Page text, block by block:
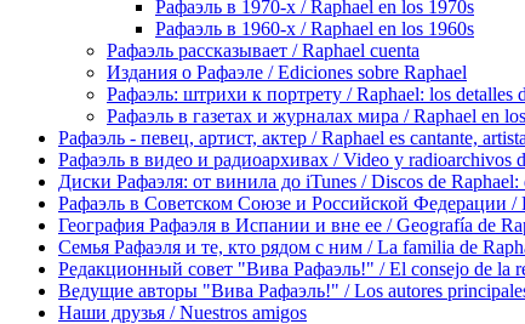
Рафаэль в 1970-х / Raphael en los 1970s
Рафаэль в 1960-х / Raphael en los 1960s
Рафаэль рассказывает / Raphael cuenta
Издания о Рафаэле / Ediciones sobre Raphael
Рафаэль: штрихи к портрету / Raphael: los detalles
Рафаэль в газетах и журналах мира / Raphael en
Рафаэль - певец, артист, актер / Raphael es cantante,
Рафаэль в видео и радиоархивах / Video y radioarchivos
Диски Рафаэля: от винила до iTunes / Discos de Raphael:
Рафаэль в Советском Союзе и Российской Федерации /
География Рафаэля в Испании и вне ее / Geografía de
Семья Рафаэля и те, кто рядом с ним / La familia de
Редакционный совет "Вива Рафаэль!" / El consejo de la
Ведущие авторы "Вива Рафаэль!" / Los autores
Наши друзья / Nuestros amigos